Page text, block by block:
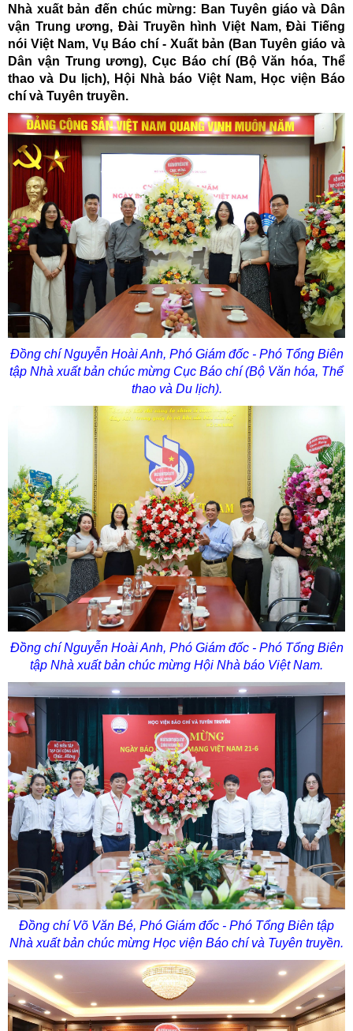
Nhà xuất bản đến chúc mừng: Ban Tuyên giáo và Dân
vận Trung ương, Đài Truyền hình Việt Nam, Đài Tiếng
nói Việt Nam, Vụ Báo chí - Xuất bản (Ban Tuyên giáo và
Dân vận Trung ương), Cục Báo chí (Bộ Văn hóa, Thể
thao và Du lịch), Hội Nhà báo Việt Nam, Học viện Báo
chí và Tuyên truyền.
Đồng chí Nguyễn Hoài Anh, Phó Giám đốc - Phó Tổng Biên
tập Nhà xuất bản chúc mừng Cục Báo chí (Bộ Văn hóa, Thể
thao và Du lịch).
Đồng chí Nguyễn Hoài Anh, Phó Giám đốc - Phó Tổng Biên
tập Nhà xuất bản chúc mừng Hội Nhà báo Việt Nam.
Đồng chí Võ Văn Bé, Phó Giám đốc - Phó Tổng Biên tập
Nhà xuất bản chúc mừng Học viện Báo chí và Tuyên truyền.